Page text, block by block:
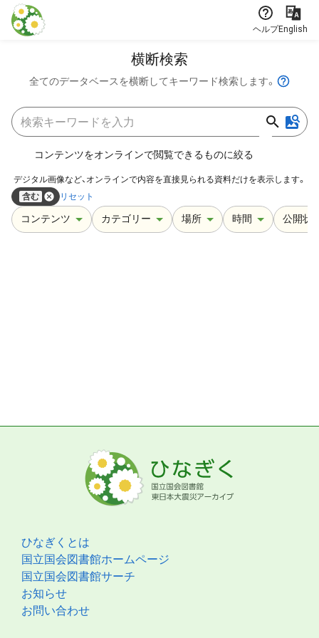
本文に飛ぶ
ヘルプEnglish
横断検索
全てのデータベースを横断してキーワード検索します。
コンテンツをオンラインで閲覧できるものに絞る
デジタル画像など、オンラインで内容を直接見られる資料だけを表示します。
含む
リセット
コンテンツ カテゴリー 場所 時間 公開状
ひなぎくとは
国立国会図書館ホームページ
国立国会図書館サーチ
お知らせ
お問い合わせ